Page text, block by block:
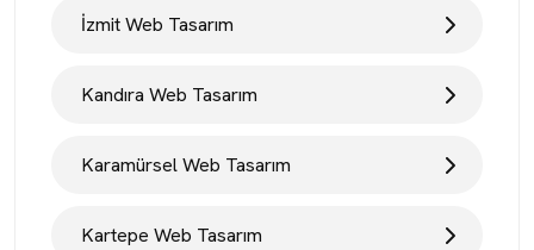
İzmit Web Tasarım
Kandıra Web Tasarım
Karamürsel Web Tasarım
Kartepe Web Tasarım